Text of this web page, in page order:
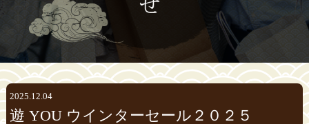
2025.12.04
遊 YOU ウインターセール２０２５